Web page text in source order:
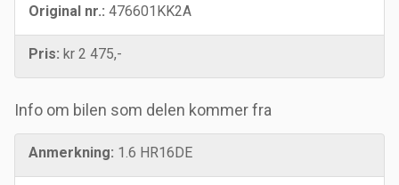
Original nr.: 476601KK2A
Pris: kr 2 475,-
Info om bilen som delen kommer fra
Anmerkning: 1.6 HR16DE